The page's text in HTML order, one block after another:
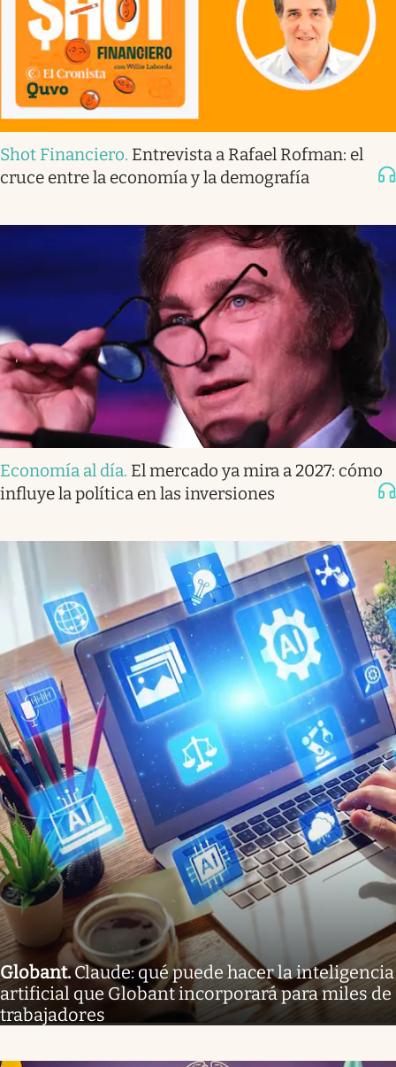
Shot Financiero. Entrevista a Rafael Rofman: el
cruce entre la economía y la demografía
Economía al día. El mercado ya mira a 2027: cómo
influye la política en las inversiones
Globant.Claude: qué puede hacer la inteligencia
artificial que Globant incorporará para miles de
trabajadores